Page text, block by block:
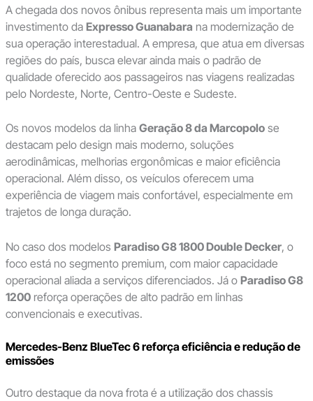
A chegada dos novos ônibus representa mais um importante
investimento da Expresso Guanabara na modernização de
sua operação interestadual. A empresa, que atua em diversas
regiões do país, busca elevar ainda mais o padrão de
qualidade oferecido aos passageiros nas viagens realizadas
pelo Nordeste, Norte, Centro-Oeste e Sudeste.
Os novos modelos da linha Geração 8 da Marcopolose
destacam pelo design mais moderno, soluções
aerodinâmicas, melhorias ergonômicas e maior eficiência
operacional. Além disso, os veículos oferecem uma
experiência de viagem mais confortável, especialmente em
trajetos de longa duração.
No caso dos modelos Paradiso G8 1800 Double Decker, o
foco está no segmento premium, com maior capacidade
operacional aliada a serviços diferenciados. Já o Paradiso G8
1200reforça operações de alto padrão em linhas
convencionais e executivas.
Mercedes-Benz BlueTec 6 reforça eficiência e redução de
emissões
Outro destaque da nova frota é a utilização dos chassis